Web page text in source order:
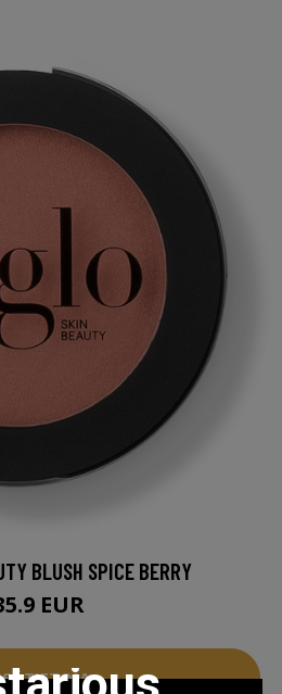
BLUSH SPICE BERRY
EUR